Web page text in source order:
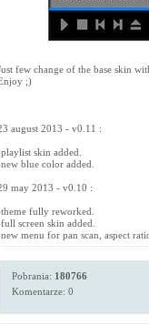
few change of the base skin
;)
august 2013 - v0.11 :
skin added.
blue color added.
may 2013 - v0.10 :
fully reworked.
screen skin added.
menu for pan scan, aspect
Pobrania: 180766
Komentarze: 0